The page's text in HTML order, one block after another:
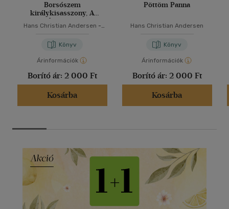
Borsószem
királykisasszony, A
fülemüle
Hans Christian Andersen -
Könyv
Árinformációk
Borító ár: 2 000 Ft
Kosárba
Pöttöm Panna
Hans Christian Andersen
Könyv
Árinformációk
Borító ár: 2 000 Ft
Kosárba